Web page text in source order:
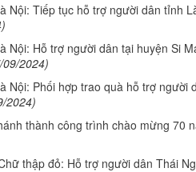
Nội: Tiếp tục hỗ trợ người dân tỉnh
Nội: Hỗ trợ người dân tại huyện Si
09/2024)
Nội: Phối hợp trao quà hỗ trợ người
2024)
thành công trình chào mừng 70
thập đỏ: Hỗ trợ người dân Thái